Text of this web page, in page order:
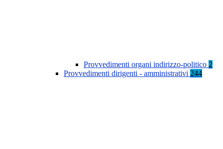
Provvedimenti organi indirizzo-politico 2
Provvedimenti dirigenti - amministrativi 244